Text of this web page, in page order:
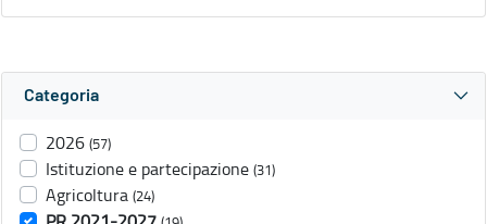
Categoria
2026 (57)
Istituzione e partecipazione (31)
Agricoltura (24)